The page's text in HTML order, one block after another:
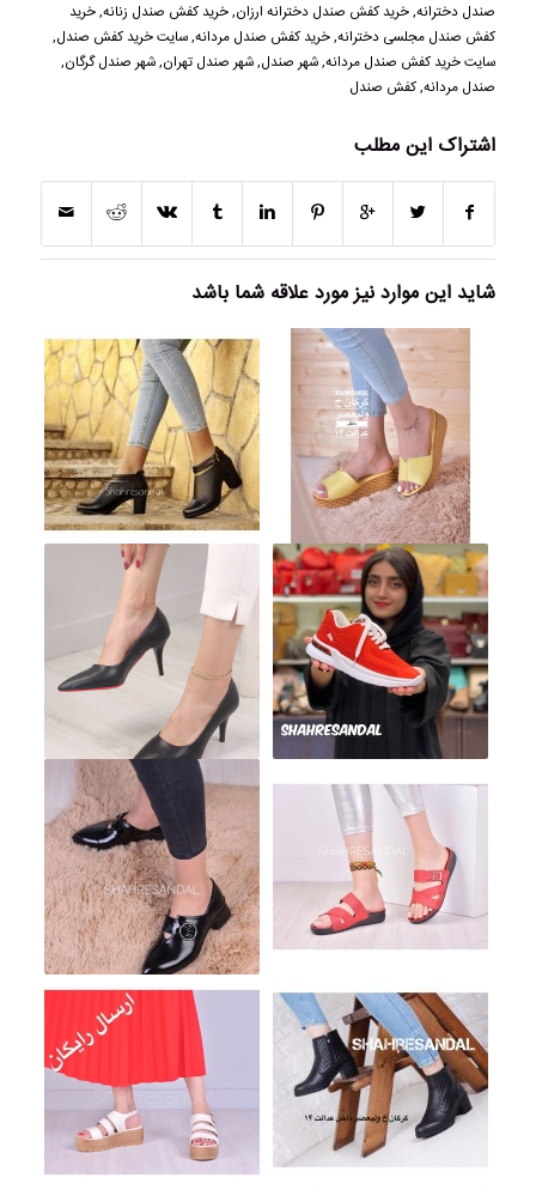
صندل دخترانه,خرید کفش صندل دخترانه ارزان,خرید کفش صندل زنانه,خرید
کفش صندل مجلسی دخترانه,خرید کفش صندل مردانه,سایت خرید کفش صندل,
سایت خرید کفش صندل مردانه,شهر صندل,شهر صندل تهران,شهر صندل گرگان,
صندل مردانه,کفش صندل
اشتراک این مطلب
شاید این موارد نیز مورد علاقه شما باشد